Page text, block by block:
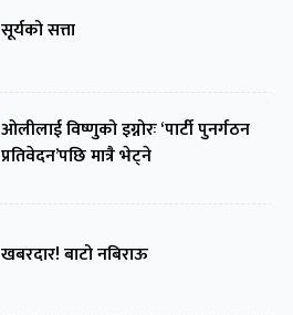
सूर्यको सत्ता
ओलीलाई विष्णुको इग्नोरः ‘पार्टी पुनर्गठन
प्रतिवेदन’पछि मात्रै भेट्ने
खबरदार! बाटो नबिराऊ